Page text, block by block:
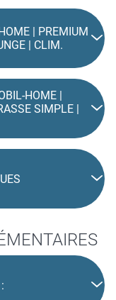
| PREMIUM
| CLIM.
HOME |
SIMPLE |